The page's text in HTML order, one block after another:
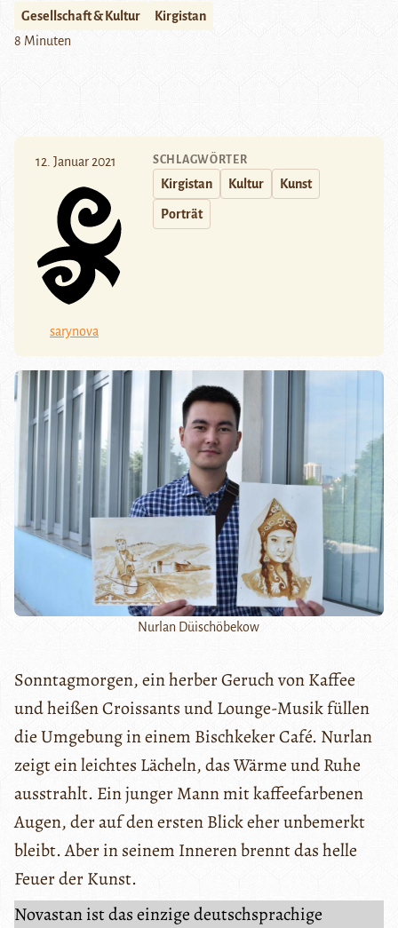
Gesellschaft & Kultur
Kirgistan
8 Minuten
12. Januar 2021
sarynova
SCHLAGWÖRTER
Kirgistan Kultur Kunst
Porträt
Nurlan Düischöbekow
Sonntagmorgen, ein herber Geruch von Kaffee
und heißen Croissants und Lounge-Musik füllen
die Umgebung in einem Bischkeker Café. Nurlan
zeigt ein leichtes Lächeln, das Wärme und Ruhe
ausstrahlt. Ein junger Mann mit kaffeefarbenen
Augen, der auf den ersten Blick eher unbemerkt
bleibt. Aber in seinem Inneren brennt das helle
Feuer der Kunst.
Novastan ist das einzige deutschsprachige